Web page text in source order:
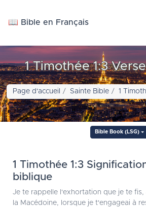
📖 Bible en Français
1 Timothée 1:3
Page d'accueil Sainte Bible 1
Bible Book (LSG)
1 Timothée 1:3
biblique
Je te rappelle l'exhortation que je te
la Macédoine, lorsque je t'engageai à